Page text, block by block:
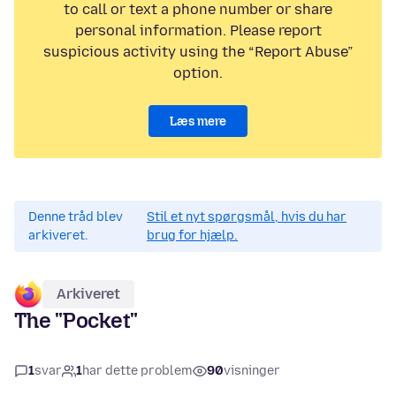
to call or text a phone number or share
personal information. Please report
suspicious activity using the “Report Abuse”
option.
Læs mere
Denne tråd blev
arkiveret.
Stil et nyt spørgsmål, hvis du har
brug for hjælp.
Arkiveret
The "Pocket"
1svar 1har dette problem 90visninger